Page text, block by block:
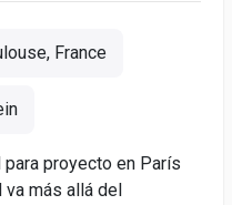
France
proyecto en París
más allá del